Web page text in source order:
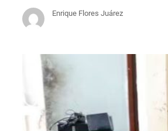
Enrique Flores Juárez